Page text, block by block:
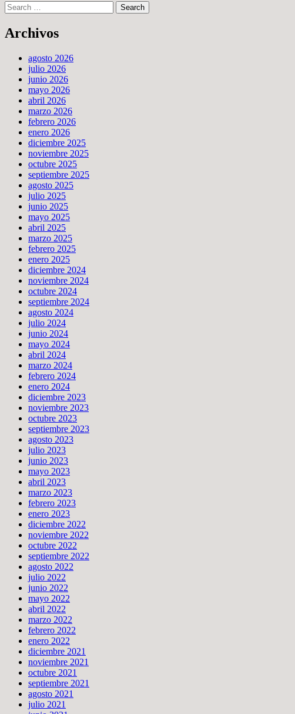
Search
Archivos
agosto 2026
julio 2026
junio 2026
mayo 2026
abril 2026
marzo 2026
febrero 2026
enero 2026
diciembre 2025
noviembre 2025
octubre 2025
septiembre 2025
agosto 2025
julio 2025
junio 2025
mayo 2025
abril 2025
marzo 2025
febrero 2025
enero 2025
diciembre 2024
noviembre 2024
octubre 2024
septiembre 2024
agosto 2024
julio 2024
junio 2024
mayo 2024
abril 2024
marzo 2024
febrero 2024
enero 2024
diciembre 2023
noviembre 2023
octubre 2023
septiembre 2023
agosto 2023
julio 2023
junio 2023
mayo 2023
abril 2023
marzo 2023
febrero 2023
enero 2023
diciembre 2022
noviembre 2022
octubre 2022
septiembre 2022
agosto 2022
julio 2022
junio 2022
mayo 2022
abril 2022
marzo 2022
febrero 2022
enero 2022
diciembre 2021
noviembre 2021
octubre 2021
septiembre 2021
agosto 2021
julio 2021